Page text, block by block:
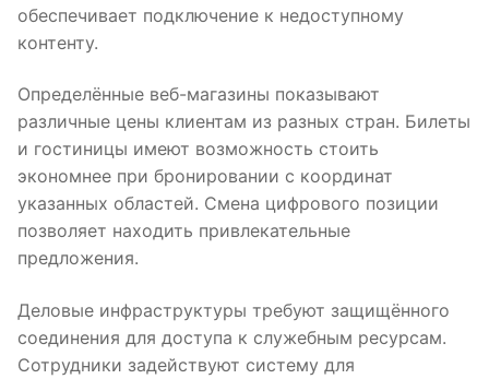
обеспечивает подключение к недоступному
контенту.
Определённые веб-магазины показывают
различные цены клиентам из разных стран. Билеты
и гостиницы имеют возможность стоить
экономнее при бронировании с координат
указанных областей. Смена цифрового позиции
позволяет находить привлекательные
предложения.
Деловые инфраструктуры требуют защищённого
соединения для доступа к служебным ресурсам.
Сотрудники задействуют систему для